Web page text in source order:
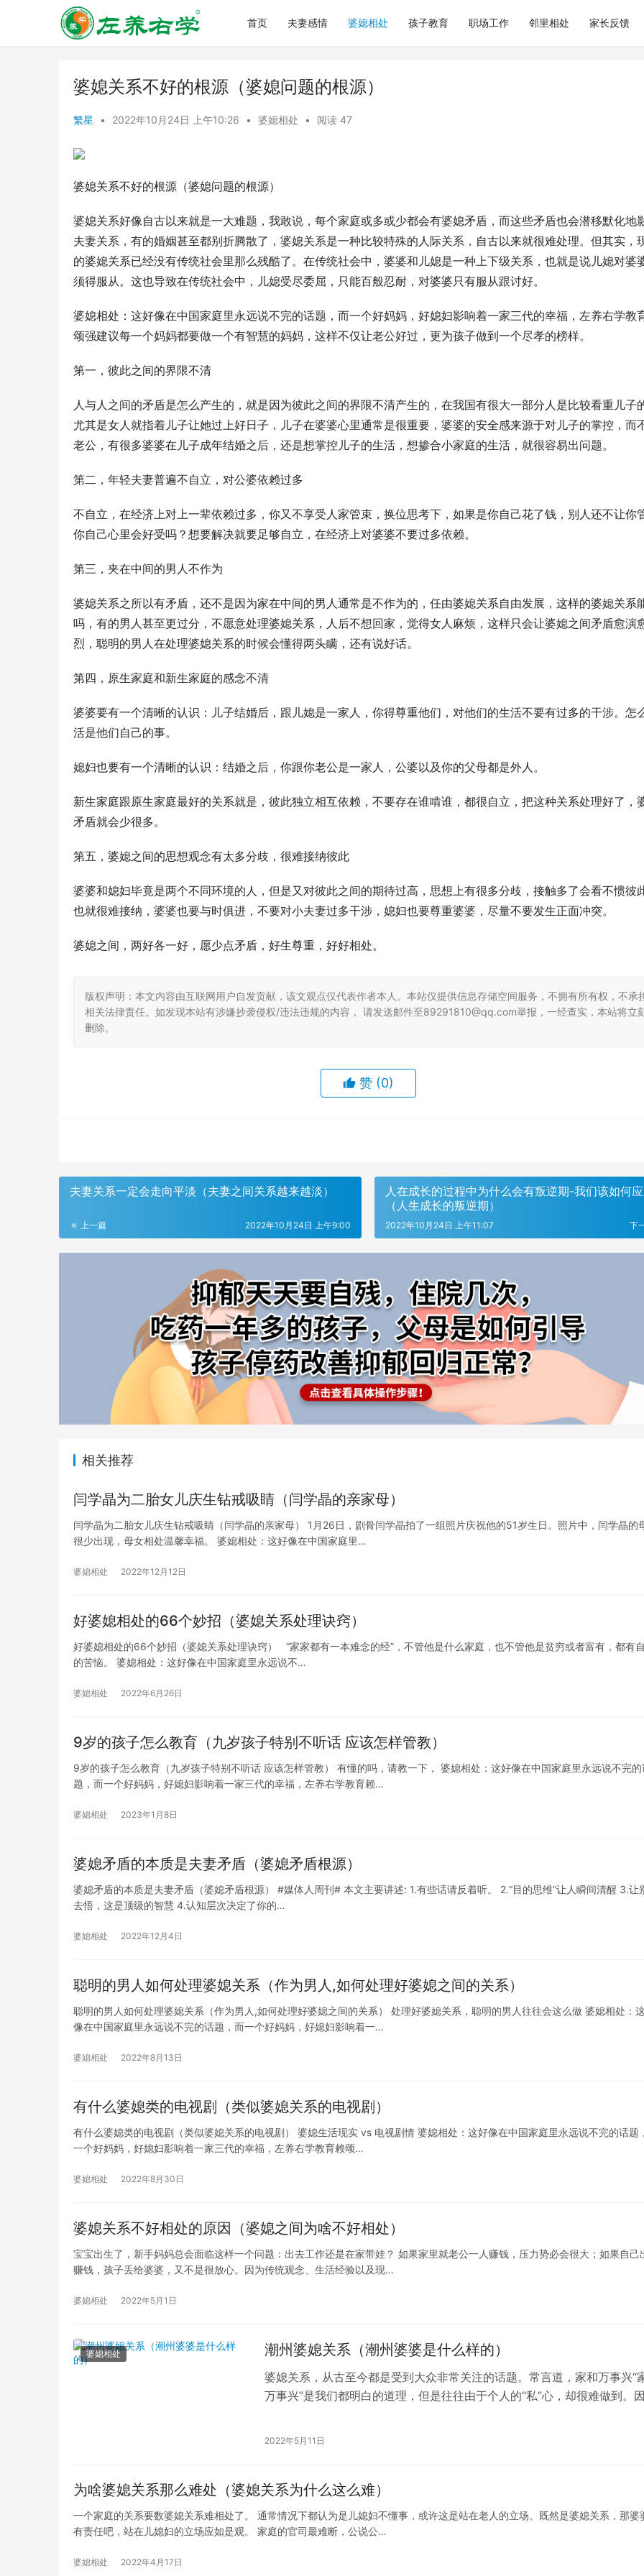
首页 夫妻感情 婆媳相处 孩子教育 职场工作 邻里相处 家长反馈
婆媳关系不好的根源（婆媳问题的根源）
繁星 • 2022年10月24日 上午10:26 • 婆媳相处 • 阅读 47
婆媳关系不好的根源（婆媳问题的根源）
婆媳关系好像自古以来就是一大难题，我敢说，每个家庭或多或少都会有婆媳矛盾，而这些矛盾也会潜移默化地
夫妻关系，有的婚姻甚至都别折腾散了，婆媳关系是一种比较特殊的人际关系，自古以来就很难处理。但其实，
的婆媳关系已经没有传统社会里那么残酷了。在传统社会中，婆婆和儿媳是一种上下级关系，也就是说儿媳对婆
须得服从。这也导致在传统社会中，儿媳受尽委屈，只能百般忍耐，对婆婆只有服从跟讨好。
婆媳相处：这好像在中国家庭里永远说不完的话题，而一个好妈妈，好媳妇影响着一家三代的幸福，左养右学教
颂强建议每一个妈妈都要做一个有智慧的妈妈，这样不仅让老公好过，更为孩子做到一个尽孝的榜样。
第一，彼此之间的界限不清
人与人之间的矛盾是怎么产生的，就是因为彼此之间的界限不清产生的，在我国有很大一部分人是比较看重儿子
尤其是女人就指着儿子让她过上好日子，儿子在婆婆心里通常是很重要，婆婆的安全感来源于对儿子的掌控，而
老公，有很多婆婆在儿子成年结婚之后，还是想掌控儿子的生活，想掺合小家庭的生活，就很容易出问题。
第二，年轻夫妻普遍不自立，对公婆依赖过多
不自立，在经济上对上一辈依赖过多，你又不享受人家管束，换位思考下，如果是你自己花了钱，别人还不让你
你自己心里会好受吗？想要解决就要足够自立，在经济上对婆婆不要过多依赖。
第三，夹在中间的男人不作为
婆媳关系之所以有矛盾，还不是因为家在中间的男人通常是不作为的，任由婆媳关系自由发展，这样的婆媳关系
吗，有的男人甚至更过分，不愿意处理婆媳关系，人后不想回家，觉得女人麻烦，这样只会让婆媳之间矛盾愈演
烈，聪明的男人在处理婆媳关系的时候会懂得两头瞒，还有说好话。
第四，原生家庭和新生家庭的感念不清
婆婆要有一个清晰的认识：儿子结婚后，跟儿媳是一家人，你得尊重他们，对他们的生活不要有过多的干涉。怎
活是他们自己的事。
媳妇也要有一个清晰的认识：结婚之后，你跟你老公是一家人，公婆以及你的父母都是外人。
新生家庭跟原生家庭最好的关系就是，彼此独立相互依赖，不要存在谁啃谁，都很自立，把这种关系处理好了，
矛盾就会少很多。
第五，婆媳之间的思想观念有太多分歧，很难接纳彼此
婆婆和媳妇毕竟是两个不同环境的人，但是又对彼此之间的期待过高，思想上有很多分歧，接触多了会看不惯彼
也就很难接纳，婆婆也要与时俱进，不要对小夫妻过多干涉，媳妇也要尊重婆婆，尽量不要发生正面冲突。
婆媳之间，两好各一好，愿少点矛盾，好生尊重，好好相处。
版权声明：本文内容由互联网用户自发贡献，该文观点仅代表作者本人。本站仅提供信息存储空间服务，不拥有所有权，不承
相关法律责任。如发现本站有涉嫌抄袭侵权/违法违规的内容， 请发送邮件至89291810@qq.com举报，一经查实，本站将立
删除。
赞 (0)
夫妻关系一定会走向平淡（夫妻之间关系越来越淡）
上一篇 2022年10月24日 上午9:00
人在成长的过程中为什么会有叛逆期-我们该如何
（人生成长的叛逆期）
下
2022年10月24日 上午11:07
相关推荐
闫学晶为二胎女儿庆生钻戒吸睛（闫学晶的亲家母）
闫学晶为二胎女儿庆生钻戒吸睛（闫学晶的亲家母） 1月26日，剧骨闫学晶拍了一组照片庆祝他的51岁生日。照片中，闫学晶的
很少出现，母女相处温馨幸福。 婆媳相处：这好像在中国家庭里…
婆媳相处 2022年12月12日
好婆媳相处的66个妙招（婆媳关系处理诀窍）
好婆媳相处的66个妙招（婆媳关系处理诀窍） “家家都有一本难念的经”，不管他是什么家庭，也不管他是贫穷或者富有，都有
的苦恼。 婆媳相处：这好像在中国家庭里永远说不…
婆媳相处 2022年6月26日
9岁的孩子怎么教育（九岁孩子特别不听话 应该怎样管教）
9岁的孩子怎么教育（九岁孩子特别不听话 应该怎样管教） 有懂的吗，请教一下， 婆媳相处：这好像在中国家庭里永远说不完的
题，而一个好妈妈，好媳妇影响着一家三代的幸福，左养右学教育赖…
婆媳相处 2023年1月8日
婆媳矛盾的本质是夫妻矛盾（婆媳矛盾根源）
婆媳矛盾的本质是夫妻矛盾（婆媳矛盾根源） #媒体人周刊# 本文主要讲述: 1.有些话请反着听。 2.“目的思维”让人瞬间清醒 3.让
去悟，这是顶级的智慧 4.认知层次决定了你的…
婆媳相处 2022年12月4日
聪明的男人如何处理婆媳关系（作为男人,如何处理好婆媳之间的关系）
聪明的男人如何处理婆媳关系（作为男人,如何处理好婆媳之间的关系） 处理好婆媳关系，聪明的男人往往会这么做 婆媳相处：
像在中国家庭里永远说不完的话题，而一个好妈妈，好媳妇影响着一…
婆媳相处 2022年8月13日
有什么婆媳类的电视剧（类似婆媳关系的电视剧）
有什么婆媳类的电视剧（类似婆媳关系的电视剧） 婆媳生活现实 vs 电视剧情 婆媳相处：这好像在中国家庭里永远说不完的话题
一个好妈妈，好媳妇影响着一家三代的幸福，左养右学教育赖颂…
婆媳相处 2022年8月30日
婆媳关系不好相处的原因（婆媳之间为啥不好相处）
宝宝出生了，新手妈妈总会面临这样一个问题：出去工作还是在家带娃？ 如果家里就老公一人赚钱，压力势必会很大；如果自己
赚钱，孩子丢给婆婆，又不是很放心。因为传统观念、生活经验以及现…
婆媳相处 2022年5月1日
婆媳相处 潮州婆媳关系（潮州婆婆是什么样的）
婆媳关系，从古至今都是受到大众非常关注的话题。常言道，家和万事兴“
万事兴”是我们都明白的道理，但是往往由于个人的“私”心，却很难做到。因
2022年5月11日
为啥婆媳关系那么难处（婆媳关系为什么这么难）
一个家庭的关系要数婆媳关系难相处了。 通常情况下都认为是儿媳妇不懂事，或许这是站在老人的立场。既然是婆媳关系，那婆
有责任吧，站在儿媳妇的立场应如是观。 家庭的官司最难断，公说公…
婆媳相处 2022年4月17日